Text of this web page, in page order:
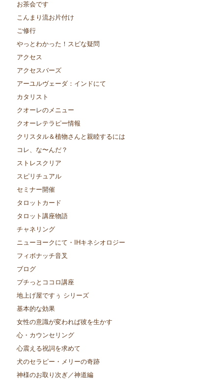
お茶会です
こんまり流お片付け
ご修行
やっとわかった！スピな疑問
アクセス
アクセスバーズ
アーユルヴェーダ：インドにて
カタリスト
クオーレのメニュー
クオーレテラピー情報
クリスタル＆植物さんと親睦するには
コレ、な〜んだ？
ストレスクリア
スピリチュアル
セミナー開催
タロットカード
タロット講座物語
チャネリング
ニューヨークにて・IHキネシオロジー
フィボナッチ音叉
ブログ
プチっとココロ講座
地上げ屋ですぅ シリーズ
基本的な効果
女性の意識が変われば彼を生かす
心・カウンセリング
心震える祝詞を求めて
犬のセラピー・メリーの奇跡
神様のお取り次ぎ／神道編